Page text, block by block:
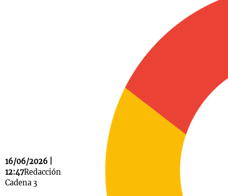
16/06/2026 |
12:47Redacción
Cadena 3
Mundial 2026
La Sole en
Cadena 3